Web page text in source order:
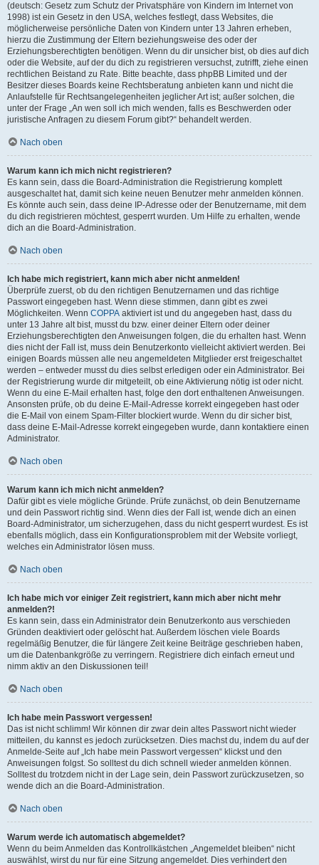
(deutsch: Gesetz zum Schutz der Privatsphäre von Kindern im Internet von
1998) ist ein Gesetz in den USA, welches festlegt, dass Websites, die
möglicherweise persönliche Daten von Kindern unter 13 Jahren erheben,
hierzu die Zustimmung der Eltern beziehungsweise des oder der
Erziehungsberechtigten benötigen. Wenn du dir unsicher bist, ob dies auf dich
oder die Website, auf der du dich zu registrieren versuchst, zutrifft, ziehe einen
rechtlichen Beistand zu Rate. Bitte beachte, dass phpBB Limited und der
Besitzer dieses Boards keine Rechtsberatung anbieten kann und nicht die
Anlaufstelle für Rechtsangelegenheiten jeglicher Art ist; außer solchen, die
unter der Frage „An wen soll ich mich wenden, falls es Beschwerden oder
juristische Anfragen zu diesem Forum gibt?“ behandelt werden.
Nach oben
Warum kann ich mich nicht registrieren?
Es kann sein, dass die Board-Administration die Registrierung komplett
ausgeschaltet hat, damit sich keine neuen Benutzer mehr anmelden können.
Es könnte auch sein, dass deine IP-Adresse oder der Benutzername, mit dem
du dich registrieren möchtest, gesperrt wurden. Um Hilfe zu erhalten, wende
dich an die Board-Administration.
Nach oben
Ich habe mich registriert, kann mich aber nicht anmelden!
Überprüfe zuerst, ob du den richtigen Benutzernamen und das richtige
Passwort eingegeben hast. Wenn diese stimmen, dann gibt es zwei
Möglichkeiten. Wenn COPPA aktiviert ist und du angegeben hast, dass du
unter 13 Jahre alt bist, musst du bzw. einer deiner Eltern oder deiner
Erziehungsberechtigten den Anweisungen folgen, die du erhalten hast. Wenn
dies nicht der Fall ist, muss dein Benutzerkonto vielleicht aktiviert werden. Bei
einigen Boards müssen alle neu angemeldeten Mitglieder erst freigeschaltet
werden – entweder musst du dies selbst erledigen oder ein Administrator. Bei
der Registrierung wurde dir mitgeteilt, ob eine Aktivierung nötig ist oder nicht.
Wenn du eine E-Mail erhalten hast, folge den dort enthaltenen Anweisungen.
Ansonsten prüfe, ob du deine E-Mail-Adresse korrekt eingegeben hast oder
die E-Mail von einem Spam-Filter blockiert wurde. Wenn du dir sicher bist,
dass deine E-Mail-Adresse korrekt eingegeben wurde, dann kontaktiere einen
Administrator.
Nach oben
Warum kann ich mich nicht anmelden?
Dafür gibt es viele mögliche Gründe. Prüfe zunächst, ob dein Benutzername
und dein Passwort richtig sind. Wenn dies der Fall ist, wende dich an einen
Board-Administrator, um sicherzugehen, dass du nicht gesperrt wurdest. Es ist
ebenfalls möglich, dass ein Konfigurationsproblem mit der Website vorliegt,
welches ein Administrator lösen muss.
Nach oben
Ich habe mich vor einiger Zeit registriert, kann mich aber nicht mehr
anmelden?!
Es kann sein, dass ein Administrator dein Benutzerkonto aus verschieden
Gründen deaktiviert oder gelöscht hat. Außerdem löschen viele Boards
regelmäßig Benutzer, die für längere Zeit keine Beiträge geschrieben haben,
um die Datenbankgröße zu verringern. Registriere dich einfach erneut und
nimm aktiv an den Diskussionen teil!
Nach oben
Ich habe mein Passwort vergessen!
Das ist nicht schlimm! Wir können dir zwar dein altes Passwort nicht wieder
mitteilen, du kannst es jedoch zurücksetzen. Dies machst du, indem du auf der
Anmelde-Seite auf „Ich habe mein Passwort vergessen“ klickst und den
Anweisungen folgst. So solltest du dich schnell wieder anmelden können.
Solltest du trotzdem nicht in der Lage sein, dein Passwort zurückzusetzen, so
wende dich an die Board-Administration.
Nach oben
Warum werde ich automatisch abgemeldet?
Wenn du beim Anmelden das Kontrollkästchen „Angemeldet bleiben“ nicht
auswählst, wirst du nur für eine Sitzung angemeldet. Dies verhindert den